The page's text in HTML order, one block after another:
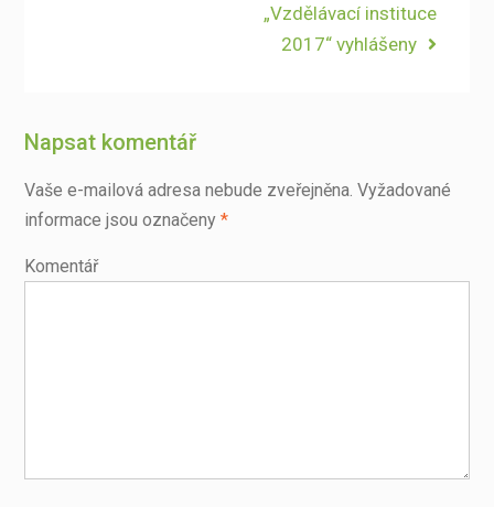
„Vzdělávací instituce
2017“ vyhlášeny
Napsat komentář
Vaše e-mailová adresa nebude zveřejněna. Vyžadované
informace jsou označeny *
Komentář